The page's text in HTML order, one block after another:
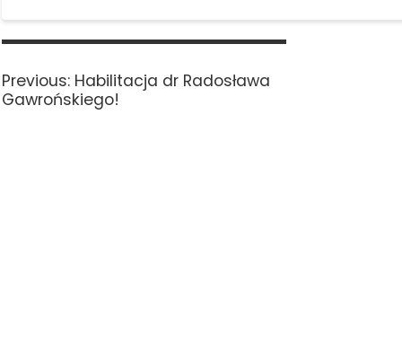
Nawigacja
Previous: Previous
post:
Habilitacja dr Radosława
Gawrońskiego!